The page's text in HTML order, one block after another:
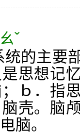
ˇ
的主要
思想记
ｂ．指
壳。脑
脑。